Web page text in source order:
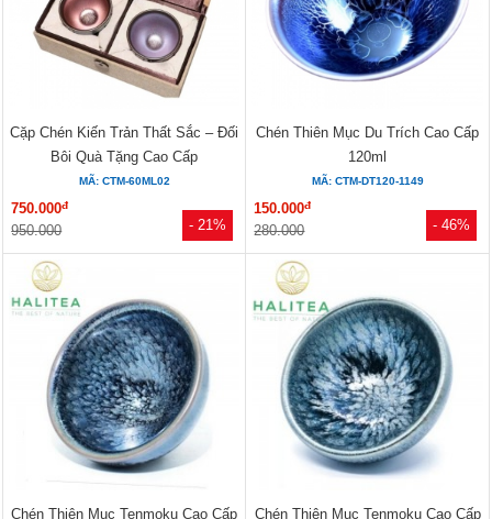
- 21%
Cặp Chén Kiến Trản Thất Sắc – Đối
Bôi Quà Tặng Cao Cấp
MÃ: CTM-60ML02
750.000đ
950.000 - 46%
Chén Thiên Mục Du Trích Cao Cấp
120ml
MÃ: CTM-DT120-1149
150.000đ
280.000
Chén Thiên Mục Tenmoku Cao Cấp
Chén Thiên Mục Tenmoku Cao Cấp